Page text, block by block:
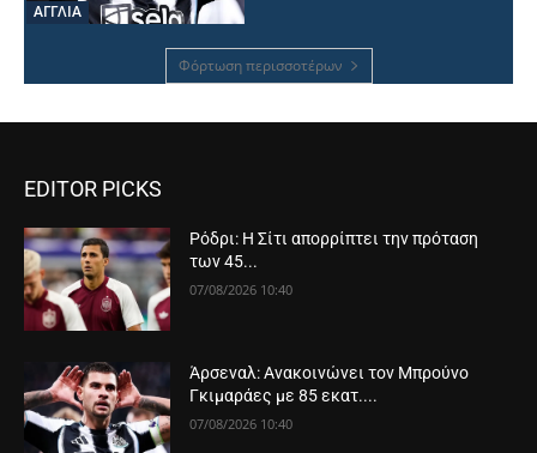
ΑΓΓΛΙΑ
Φόρτωση περισσοτέρων
EDITOR PICKS
Ρόδρι: Η Σίτι απορρίπτει την πρόταση
των 45...
07/08/2026 10:40
Άρσεναλ: Ανακοινώνει τον Μπρούνο
Γκιμαράες με 85 εκατ....
07/08/2026 10:40